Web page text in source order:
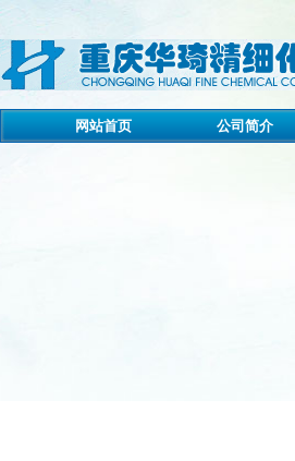
网站首页 公司简介